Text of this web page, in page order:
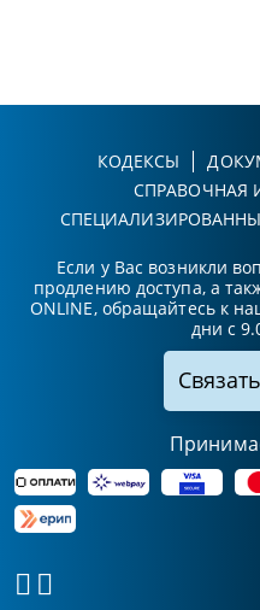
КОДЕКСЫ
СПРАВОЧНАЯ
Если у Вас возникли
продлению доступа, а
ONLINE, обращайтесь к
дни с